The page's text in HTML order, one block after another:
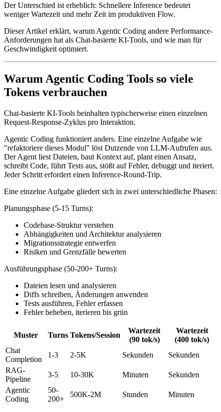
Der Unterschied ist erheblich: Schnellere Inference bedeutet
weniger Wartezeit und mehr Zeit im produktiven Flow.
Dieser Artikel erklärt, warum Agentic Coding andere Performance-
Anforderungen hat als Chat-basierte KI-Tools, und wie man für
Geschwindigkeit optimiert.
Warum Agentic Coding Tools so viele
Tokens verbrauchen
Chat-basierte KI-Tools beinhalten typischerweise einen einzelnen
Request-Response-Zyklus pro Interaktion.
Agentic Coding funktioniert anders. Eine einzelne Aufgabe wie
"refaktoriere dieses Modul" löst Dutzende von LLM-Aufrufen aus.
Der Agent liest Dateien, baut Kontext auf, plant einen Ansatz,
schreibt Code, führt Tests aus, stößt auf Fehler, debuggt und iteriert.
Jeder Schritt erfordert einen Inference-Round-Trip.
Eine einzelne Aufgabe gliedert sich in zwei unterschiedliche Phasen:
Planungsphase (5-15 Turns):
Codebase-Struktur verstehen
Abhängigkeiten und Architektur analysieren
Migrationsstrategie entwerfen
Risiken und Grenzfälle bewerten
Ausführungsphase (50-200+ Turns):
Dateien lesen und analysieren
Diffs schreiben, Änderungen anwenden
Tests ausführen, Fehler erfassen
Fehler beheben, iterieren bis grün
Muster Turns Tokens/Session
Wartezeit
(90 tok/s)
Wartezeit
(400 tok/s)
Chat
Completion
1-3 2-5K Sekunden
Sekunden
RAG-
Pipeline
3-5 10-30K Minuten
Sekunden
Agentic
Coding
50-
200+
500K-2M Stunden Minuten